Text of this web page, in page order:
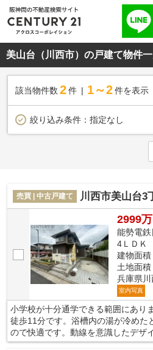
美山台（川西市）の戸建て物件
該当物件数 2件 1～2 件を表示
絞り込み条件： 指定なし
売買 | 中古戸建て 川西市美山台3
2999
能勢電鉄
4ＬＤＫ
建物面積
土地面積
兵庫県川
室内写真
小学校が十分通学できる範囲にあり
徒歩11分です。浴槽内の湯が冷めた
ので快適です。動線を意識したデザ
で作業能率が上がります。こちらは